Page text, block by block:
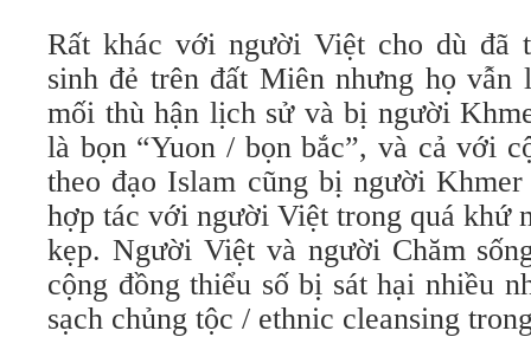
Rất khác với người Việt cho dù đã
sinh đẻ trên đất Miên nhưng họ
mối thù hận lịch sử và bị người
là bọn “Yuon / bọn bắc”, và cả với
theo đạo Islam cũng bị người
hợp tác với người Việt trong quá khứ
kẹp. Người Việt và người Chăm
cộng đồng thiểu số bị sát hại nhiều
sạch chủng tộc / ethnic cleansing